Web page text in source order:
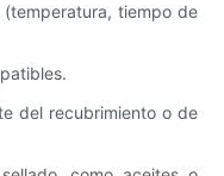
tiempo de
del recubrimiento o de